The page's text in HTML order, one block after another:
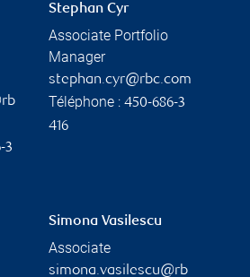
3
Stephan Cyr
Associate Portfolio
Manager
stephan.cyr@rbc.com
Téléphone : 450-686-3
416
Simona Vasilescu
Associate
simona.vasilescu@rb